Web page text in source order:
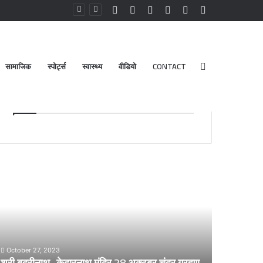
Random
Log
Instagram
YouTube
Facebook
सामाजिक स्पोर्ट्स स्वास्थ्य वीडियो CONTACT
October 27, 2023